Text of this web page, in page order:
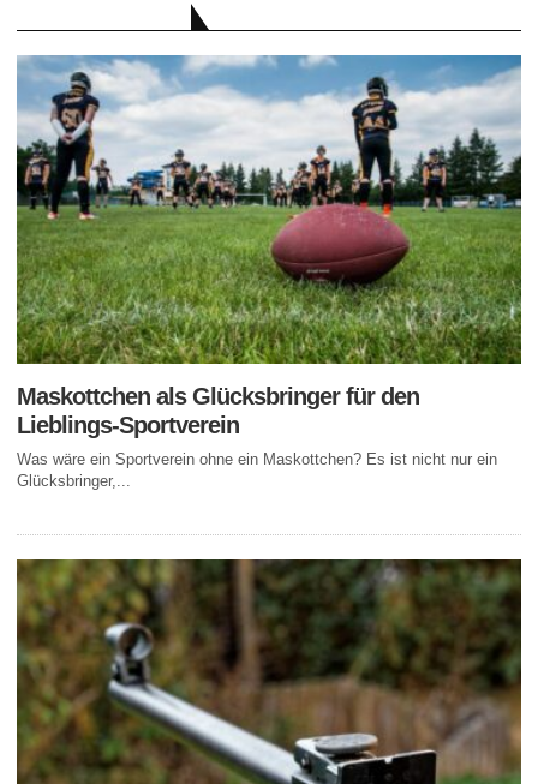
Maskottchen als Glücksbringer für den
Lieblings-Sportverein
Was wäre ein Sportverein ohne ein Maskottchen? Es ist nicht nur ein
Glücksbringer,...